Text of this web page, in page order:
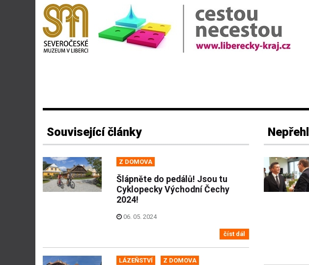
Související články
Z DOMOVA
Šlápněte do pedálů! Jsou tu
Cyklopecky Východní Čechy
2024!
06. 05. 2024
číst dál
LÁZEŇSTVÍ Z DOMOVA